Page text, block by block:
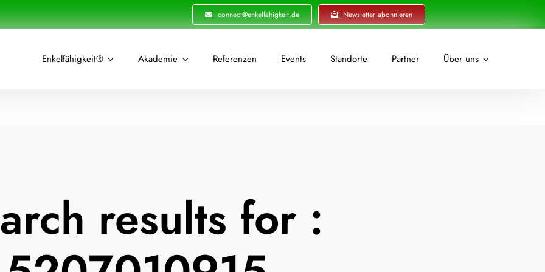
connect@enkelfähigkeit.de Newsletter abonnieren
Enkelfähigkeit® Akademie Referenzen Events Standorte Partner Über uns
results for :